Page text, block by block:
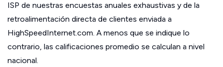
ISP de nuestras encuestas anuales exhaustivas y de la
retroalimentación directa de clientes enviada a
HighSpeedInternet.com. A menos que se indique lo
contrario, las calificaciones promedio se calculan a nivel
nacional.